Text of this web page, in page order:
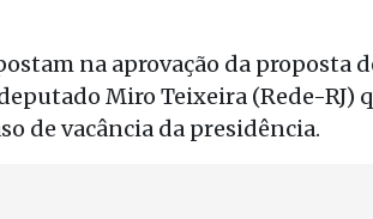
na aprovação da proposta
Miro Teixeira (Rede-RJ)
de vacância da presidência.